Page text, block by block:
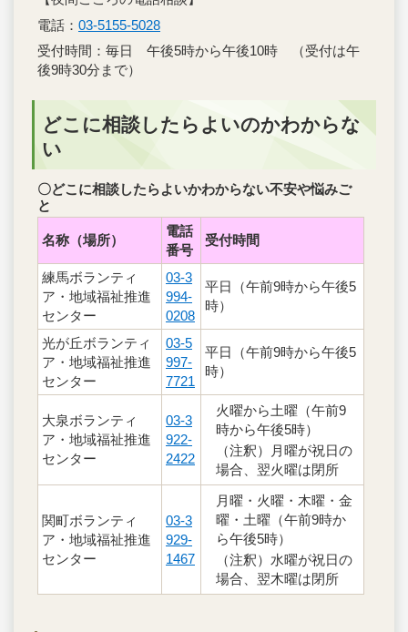
電話： 03-5155-5028
受付時間：毎日 午後5時から午後10時 （受付は午
後9時30分まで）
どこに相談したらよいのかわからな
い
〇どこに相談したらよいかわからない不安や悩みご
と
名称（場所）
電話
番号
受付時間
練馬ボランティ
ア・地域福祉推進
センター
03-3
994-
0208
平日（午前9時から午後5
時）
光が丘ボランティ
ア・地域福祉推進
センター
03-5
997-
7721
平日（午前9時から午後5
時）
大泉ボランティ
ア・地域福祉推進
センター
03-3
922-
2422
火曜から土曜（午前9
時から午後5時）
（注釈）月曜が祝日の
場合、翌火曜は閉所
関町ボランティ
ア・地域福祉推進
センター
03-3
929-
1467
月曜・火曜・木曜・金
曜・土曜（午前9時か
ら午後5時）
（注釈）水曜が祝日の
場合、翌木曜は閉所